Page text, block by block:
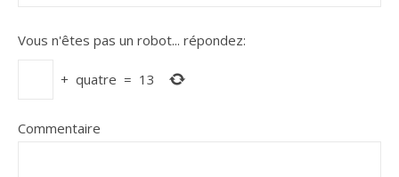
Vous n'êtes pas un robot... répondez:
+ quatre = 13
Commentaire